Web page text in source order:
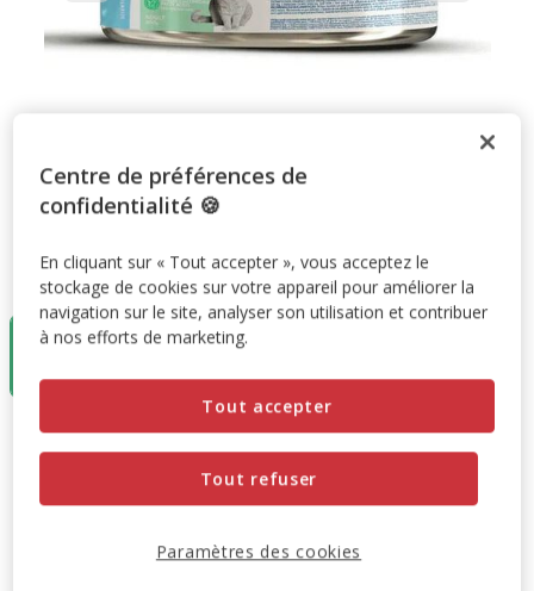
Taille:200G
200G
(12.45€ / kg)
Promotion disponible
-10% sur votre première commande* avec votre Carte
Prix 2.49€, 12.45 EUR par kg
2.49€
Centre de préférences de
confidentialité 🍪
En cliquant sur « Tout accepter », vous acceptez le
stockage de cookies sur votre appareil pour améliorer la
navigation sur le site, analyser son utilisation et contribuer
à nos efforts de marketing.
Tout refuser
Tout accepter
Paramètres des cookies